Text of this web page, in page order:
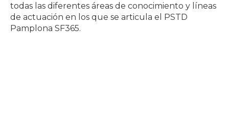
todas las diferentes áreas de conocimiento y líneas
de actuación en los que se articula el PSTD
Pamplona SF365.